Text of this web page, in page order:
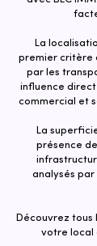
La
premier critère
par les
influence
commercial et
La
présence
analysés par
Découvrez tous
votre local